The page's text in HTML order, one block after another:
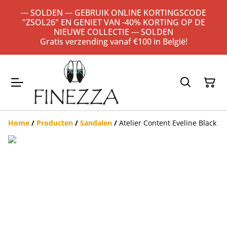
--- SOLDEN --- GEBRUIK ONLINE KORTINGSCODE
"ZSOL26" EN GENIET VAN -40% KORTING OP DE
NIEUWE COLLECTIE --- SOLDEN
Gratis verzending vanaf €100 in België!
Home / Producten / Sandalen / Atelier Content Eveline Black